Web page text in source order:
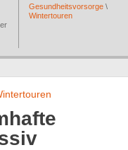
Gesundheitsvorsorge \
Wintertouren